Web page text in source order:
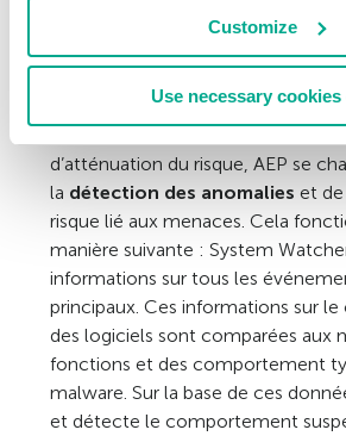
Customize
Use necessary
d’atténuation du risque, AEP se
la détection des anomalies et de
risque lié aux menaces. Cela
manière suivante : System
informations sur tous les
principaux. Ces informations sur
des logiciels sont comparées aux
fonctions et des comportement
malware. Sur la base de ces
et détecte le comportement